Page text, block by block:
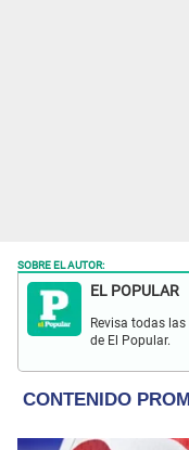
SOBRE EL AUTOR:
EL POPULAR
Revisa todas
de El Popular.